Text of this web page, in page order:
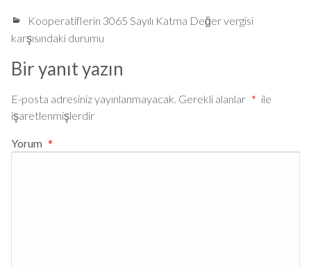
Kooperatiflerin 3065 Sayılı Katma Değer vergisi
karşısındaki durumu
Bir yanıt yazın
E-posta adresiniz yayınlanmayacak. Gerekli alanlar * ile
işaretlenmişlerdir
Yorum *